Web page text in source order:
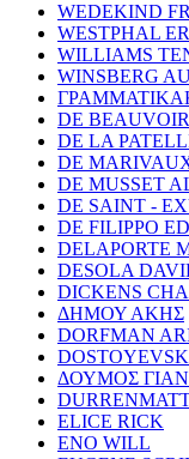
WEDEKIND
WESTPHAL
WILLIAMS
WINSBERG
DE
DE LA
DE
DE MUSSET
DE SAINT -
DE FILIPPO
DELAPORTE
DESOLA
DICKENS
ΔΗΜΟΥ ΑΚΗΣ
DORFMAN
ΔΟΥΜΟΣ
ELICE RICK
ENO WILL